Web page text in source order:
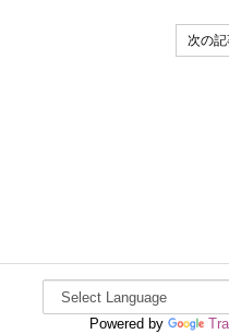
次の
Powered by